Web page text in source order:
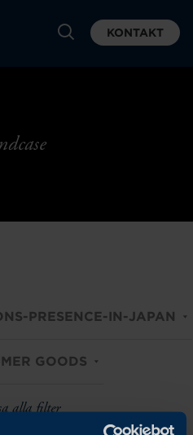
KONTAKT
PRESENCE-IN-JAPAN
GOODS
alla filter